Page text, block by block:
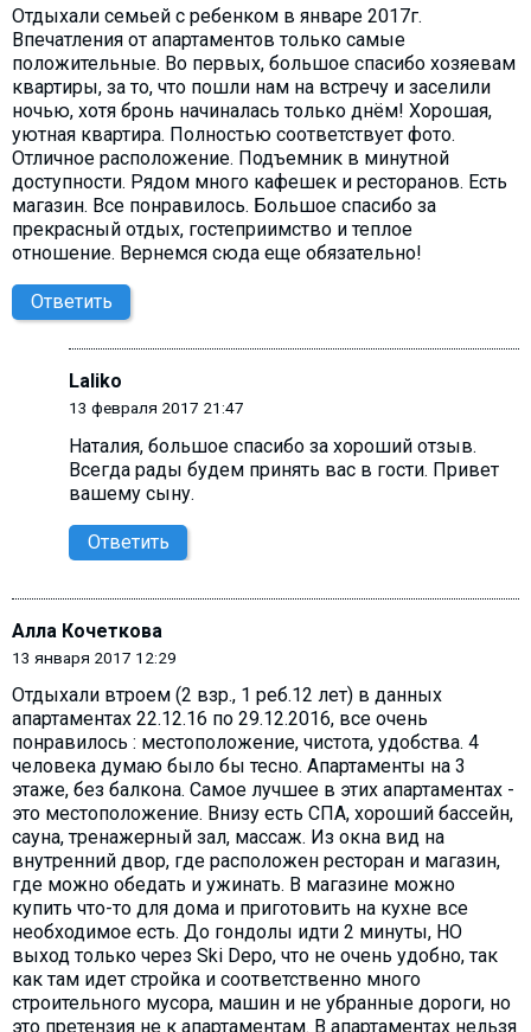
Отдыхали семьей с ребенком в январе 2017г.
Впечатления от апартаментов только самые
положительные. Во первых, большое спасибо хозяевам
квартиры, за то, что пошли нам на встречу и заселили
ночью, хотя бронь начиналась только днём! Хорошая,
уютная квартира. Полностью соответствует фото.
Отличное расположение. Подъемник в минутной
доступности. Рядом много кафешек и ресторанов. Есть
магазин. Все понравилось. Большое спасибо за
прекрасный отдых, гостеприимство и теплое
отношение. Вернемся сюда еще обязательно!
Ответить
Laliko
13 февраля 2017 21:47
Наталия, большое спасибо за хороший отзыв.
Всегда рады будем принять вас в гости. Привет
вашему сыну.
Ответить
Алла Кочеткова
13 января 2017 12:29
Отдыхали втроем (2 взр., 1 реб.12 лет) в данных
апартаментах 22.12.16 по 29.12.2016, все очень
понравилось : местоположение, чистота, удобства. 4
человека думаю было бы тесно. Апартаменты на 3
этаже, без балкона. Самое лучшее в этих апартаментах -
это местоположение. Внизу есть СПА, хороший бассейн,
сауна, тренажерный зал, массаж. Из окна вид на
внутренний двор, где расположен ресторан и магазин,
где можно обедать и ужинать. В магазине можно
купить что-то для дома и приготовить на кухне все
необходимое есть. До гондолы идти 2 минуты, НО
выход только через Ski Depo, что не очень удобно, так
как там идет стройка и соответственно много
строительного мусора, машин и не убранные дороги, но
это претензия не к апартаментам. В апартаментах нельзя